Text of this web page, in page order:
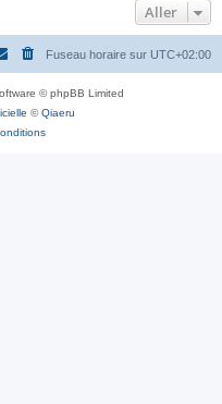
Aller
Fuseau horaire sur UTC+02:00
© phpBB Limited
©Qiaeru